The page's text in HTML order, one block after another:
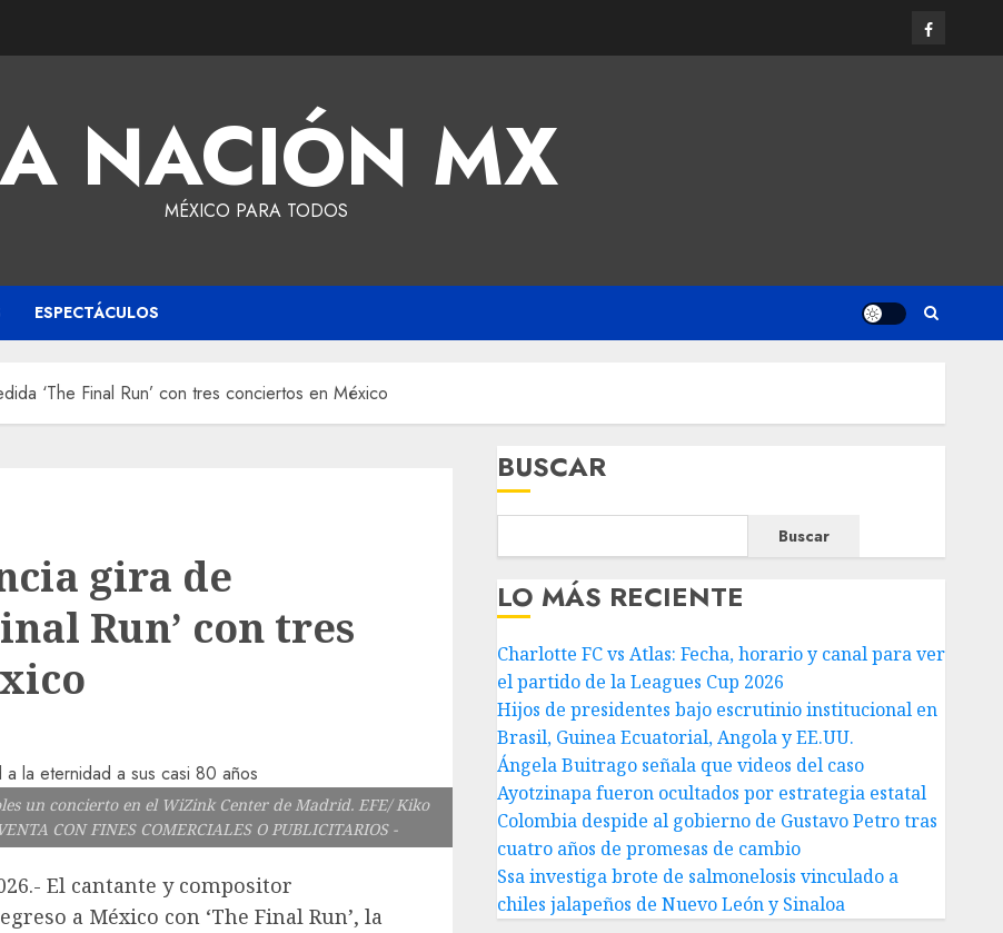
NACIÓN MX
MÉXICO PARA TODOS
ESPECTÁCULOS
‘The Final Run’ con tres conciertos en México
gira de
Run’ con tres
un concierto en el WiZink Center de Madrid. EFE/ Kiko
CON FINES COMERCIALES O PUBLICITARIOS -
El cantante y compositor
a México con ‘The Final Run’, la
BUSCAR
Buscar
LO MÁS RECIENTE
Charlotte FC vs Atlas: Fecha, horario y canal para ver
el partido de la Leagues Cup 2026
Hijos de presidentes bajo escrutinio institucional en
Brasil, Guinea Ecuatorial, Angola y EE.UU.
Ángela Buitrago señala que videos del caso
Ayotzinapa fueron ocultados por estrategia estatal
Colombia despide al gobierno de Gustavo Petro tras
cuatro años de promesas de cambio
Ssa investiga brote de salmonelosis vinculado a
chiles jalapeños de Nuevo León y Sinaloa